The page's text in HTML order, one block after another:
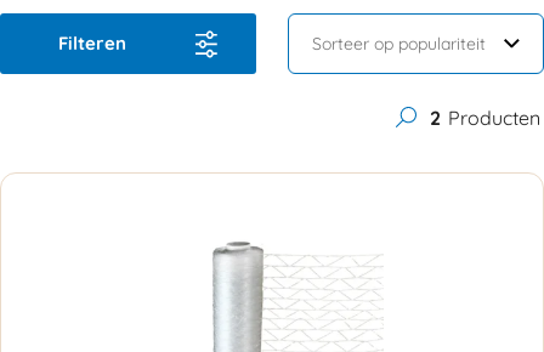
Filteren
2 Producten